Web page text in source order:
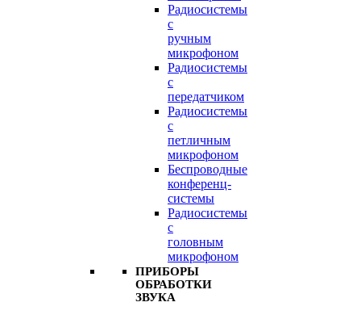
Радиосистемы
c
ручным
микрофоном
Радиосистемы
с
передатчиком
Радиосистемы
с
петличным
микрофоном
Беспроводные
конференц-
системы
Радиосистемы
с
головным
микрофоном
ПРИБОРЫ
ОБРАБОТКИ
ЗВУКА